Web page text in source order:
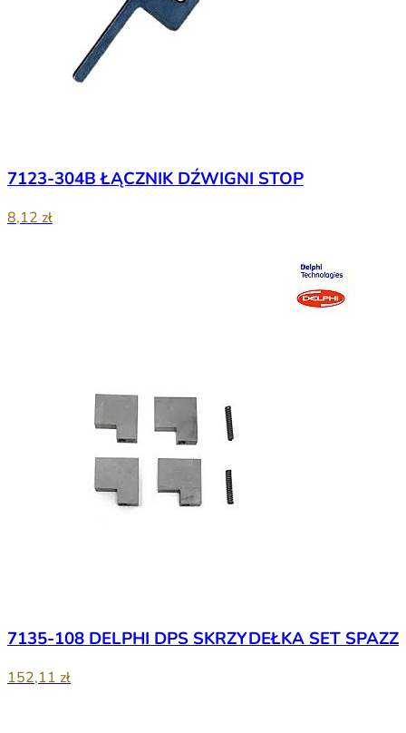
7123-304B ŁĄCZNIK DŹWIGNI STOP
8,12 zł
7135-108 DELPHI DPS SKRZYDEŁKA SET SPAZZ
152,11 zł